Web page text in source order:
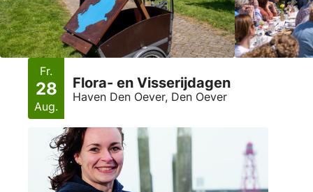
Fr.
28
Aug.
Flora- en Visserijdagen
Haven Den Oever, Den Oever